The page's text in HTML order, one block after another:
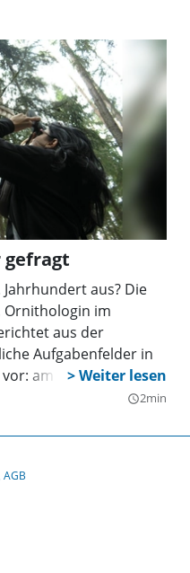
Im Mittelpunkt der
oft weit verbreitete
Rotkehlchen und
immer im
Garten, Balkon,
besondere
an der Vogelwelt
Als Hilfestellung
zum
zum Vögel
findet man
Internet.
gefragt
aus? Die
Ornithologin im
aus der
Aufgabenfelder in
am Samstag, 21.
Anmeldung mit
ist
query_builder2min
AGB